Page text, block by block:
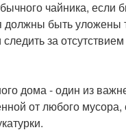
чайника, если
быть уложены
за
дома - один из
от любого мусора,